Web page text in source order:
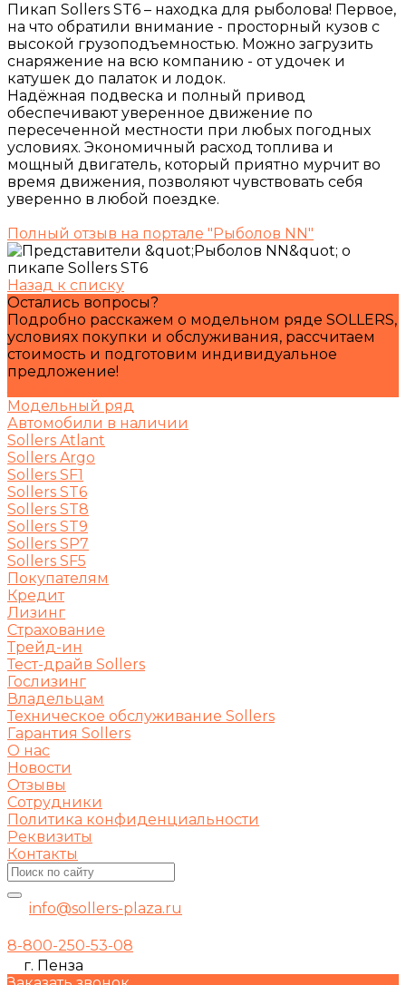
Пикап Sollers ST6 – находка для рыболова! Первое,
на что обратили внимание - просторный кузов с
высокой грузоподъемностью. Можно загрузить
снаряжение на всю компанию - от удочек и
катушек до палаток и лодок.
Надёжная подвеска и полный привод
обеспечивают уверенное движение по
пересеченной местности при любых погодных
условиях. Экономичный расход топлива и
мощный двигатель, который приятно мурчит во
время движения, позволяют чувствовать себя
уверенно в любой поездке.
Полный отзыв на портале "Рыболов NN"
Назад к списку
Остались вопросы?
Подробно расскажем о модельном ряде SOLLERS,
условиях покупки и обслуживания, рассчитаем
стоимость и подготовим индивидуальное
предложение!
Модельный ряд
Автомобили в наличии
Sollers Atlant
Sollers Argo
Sollers SF1
Sollers ST6
Sollers ST8
Sollers ST9
Sollers SP7
Sollers SF5
Покупателям
Кредит
Лизинг
Страхование
Трейд-ин
Тест-драйв Sollers
Гослизинг
Владельцам
Техническое обслуживание Sollers
Гарантия Sollers
О нас
Новости
Отзывы
Сотрудники
Политика конфиденциальности
Реквизиты
Контакты
info@sollers-plaza.ru
8-800-250-53-08
г. Пенза